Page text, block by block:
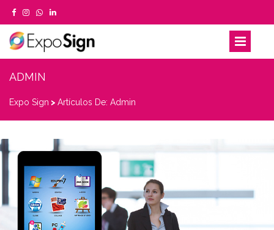
ADMIN
Expo Sign > Artículos De: Admin